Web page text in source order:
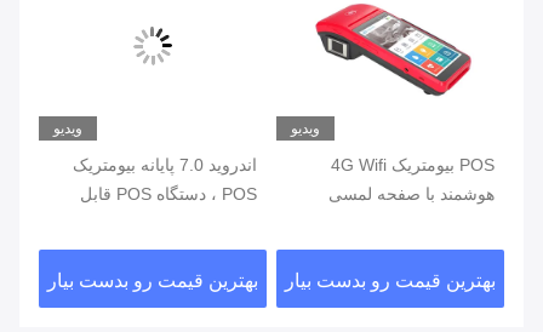
ویدیو
POS بیومتریک 4G Wifi
هوشمند با صفحه لمسی
بهترین قیمت رو بدست بیار
ویدیو
اندروید 7.0 پایانه بیومتریک
POS ، دستگاه POS قابل
بهترین قیمت رو بدست بیار